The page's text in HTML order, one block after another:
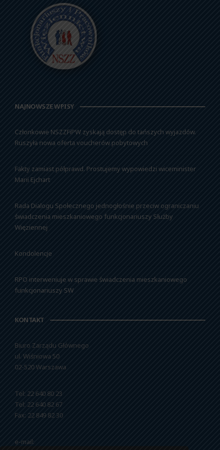
NAJNOWSZE WPISY
Członkowie NSZZFiPW zyskają dostęp do tańszych wyjazdów.
Ruszyła nowa oferta voucherów pobytowych
Fakty zamiast półprawd. Prostujemy wypowiedzi wiceminister
Marii Ejchart
Rada Dialogu Społecznego jednogłośnie przeciw ograniczaniu
świadczenia mieszkaniowego funkcjonariuszy Służby
Więziennej
Kondolencje
RPO interweniuje w sprawie świadczenia mieszkaniowego
funkcjonariuszy SW
KONTAKT
Biuro Zarządu Głównego
ul. Wiśniowa 50
02-520 Warszawa
Tel: 22 640 80 23
Tel: 22 640 82 67
Fax: 22 849 82 30
e-mail: